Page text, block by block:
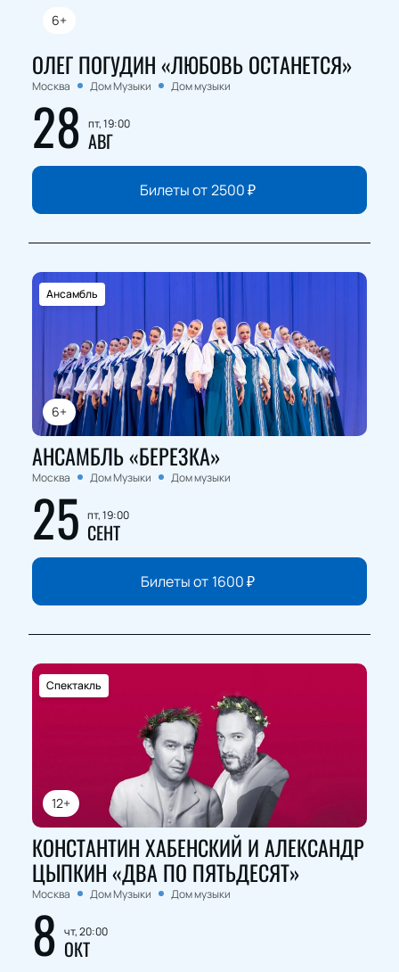
6+
ОЛЕГ ПОГУДИН «ЛЮБОВЬ ОСТАНЕТСЯ»
Москва Дом Музыки Дом музыки
28 пт, 19:00
АВГ
Билеты от2500₽
6+
Ансамбль
АНСАМБЛЬ «БЕРЕЗКА»
Москва Дом Музыки Дом музыки
25 пт, 19:00
СЕНТ
Билеты от 1600₽
12+
Спектакль
КОНСТАНТИН ХАБЕНСКИЙ И АЛЕКСАНДР
ЦЫПКИН «ДВА ПО ПЯТЬДЕСЯТ»
Москва Дом Музыки Дом музыки
8 чт, 20:00
ОКТ